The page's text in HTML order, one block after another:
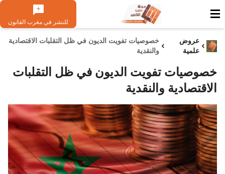
للنشر في مغرب القانون
عروض
علمية
خصوصيات تفويت الديون في ظل التقلبات الاقتصادية
والنقدية
خصوصيات تفويت الديون في ظل التقلبات
الاقتصادية والنقدية